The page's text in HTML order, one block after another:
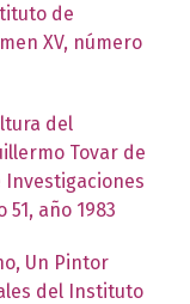
de
XV, número
del
Tovar de
año 1983
Un Pintor
del Instituto